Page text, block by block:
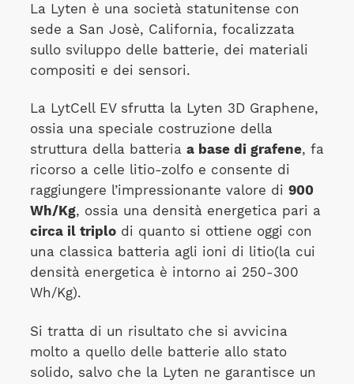
La Lyten è una società statunitense con
sede a San Josè, California, focalizzata
sullo sviluppo delle batterie, dei materiali
compositi e dei sensori.
La LytCell EV sfrutta la Lyten 3D Graphene,
ossia una speciale costruzione della
struttura della batteria a base di grafene, fa
ricorso a celle litio-zolfo e consente di
raggiungere l’impressionante valore di 900
Wh/Kg, ossia una densità energetica pari a
circa il triplodi quanto si ottiene oggi con
una classica batteria agli ioni di litio(la cui
densità energetica è intorno ai 250-300
Wh/Kg).
Si tratta di un risultato che si avvicina
molto a quello delle batterie allo stato
solido, salvo che la Lyten ne garantisce un